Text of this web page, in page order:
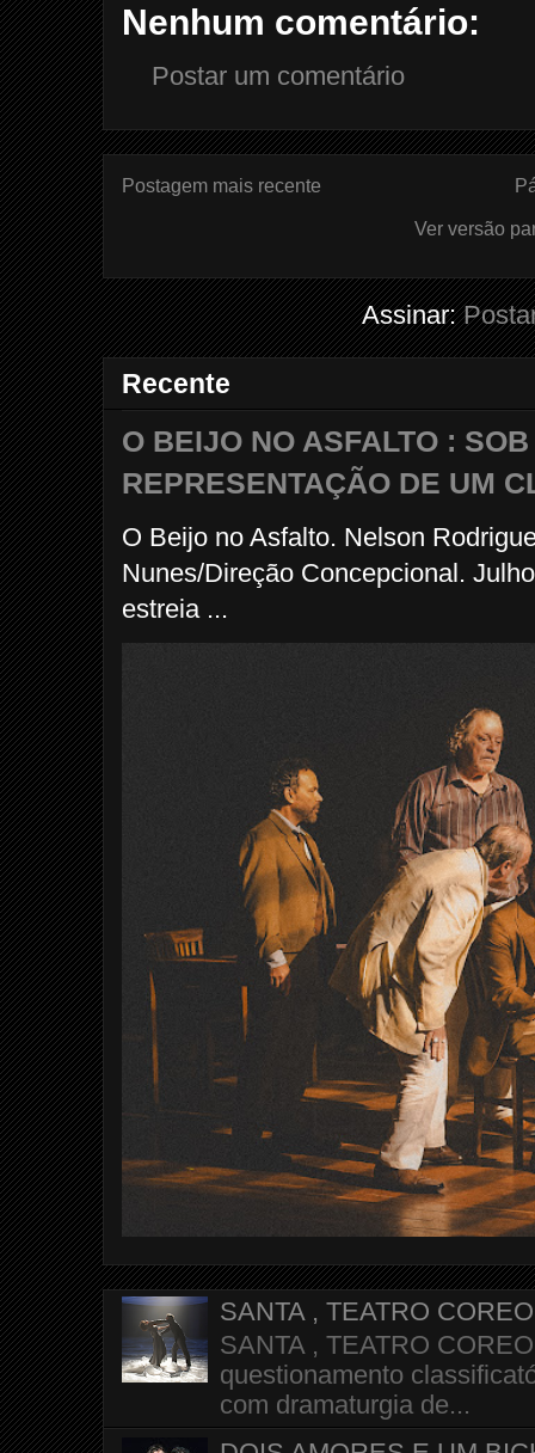
Nenhum comentário:
Postar um comentário
Postagem mais recente
Ver versão
Assinar:
Recente
O BEIJO NO ASFALTO :
REPRESENTAÇÃO DE UM
O Beijo no Asfalto. Nelson
Nunes/Direção Concepcional.
estreia ...
SANTA , TEATRO
SANTA , TEATRO
questionamento
com dramaturgia de...